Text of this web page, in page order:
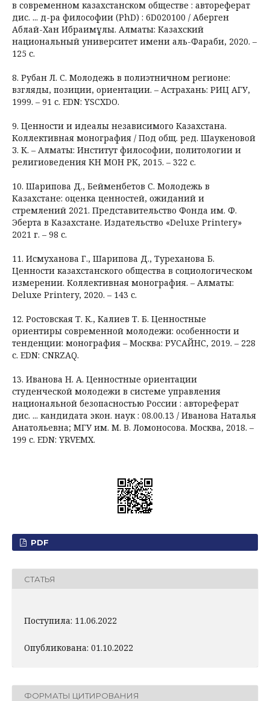
в современном казахстанском обществе : автореферат
дис. ... д-ра философии (PhD) : 6D020100 / Ақберген
Аблай-Хан Ибраимұлы. Алматы: Казахский
национальный университет имени аль-Фараби, 2020. –
125 с.
8. Рубан Л. С. Молодежь в полиэтничном регионе:
взгляды, позиции, ориентации. – Астрахань: РИЦ АГУ,
1999. – 91 с. EDN: YSCXDO.
9. Ценности и идеалы независимого Казахстана.
Коллективная монография / Под общ. ред. Шаукеновой
З. К. – Алматы: Институт философии, политологии и
религиоведения КН МОН РК, 2015. – 322 с.
10. Шарипова Д., Бейменбетов С. Молодежь в
Казахстане: оценка ценностей, ожиданий и
стремлений 2021. Представительство Фонда им. Ф.
Эберта в Казахстане. Издательство «Deluxe Printery»
2021 г. – 98 с.
11. Исмуханова Г., Шарипова Д., Туреханова Б.
Ценности казахстанского общества в социологическом
измерении. Коллективная монография. – Алматы:
Deluxe Printery, 2020. – 143 с.
12. Ростовская Т. К., Калиев Т. Б. Ценностные
ориентиры современной молодежи: особенности и
тенденции: монография – Москва: РУСАЙНС, 2019. – 228
с. EDN: CNRZAQ.
13. Иванова Н. А. Ценностные ориентации
студенческой молодежи в системе управления
национальной безопасностью России : автореферат
дис. ... кандидата экон. наук : 08.00.13 / Иванова Наталья
Анатольевна; МГУ им. М. В. Ломоносова. Москва, 2018. –
199 с. EDN: YRVEMX.
PDF
СТАТЬЯ
Поступила: 11.06.2022
Опубликована: 01.10.2022
ФОРМАТЫ ЦИТИРОВАНИЯ